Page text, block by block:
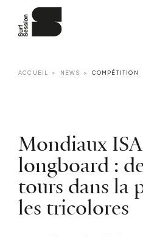
ACCUEIL NEWS COMPÉTITION
Mondiaux
longboard :
tours dans la
les tricolores